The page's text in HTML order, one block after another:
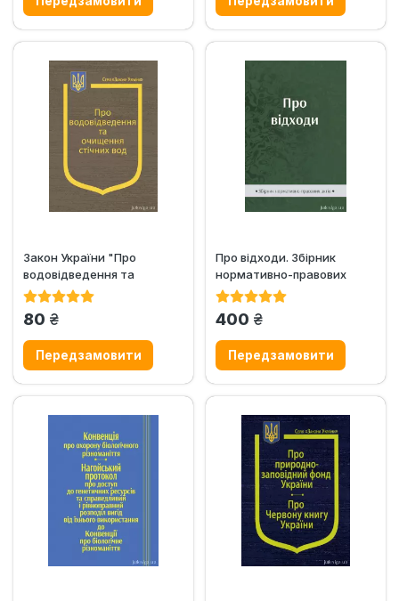
Закон України "Про
водовідведення та
очищення стічних вод"
80 грн.
Про відходи. Збірник
нормативно-правових
актів
400 грн.